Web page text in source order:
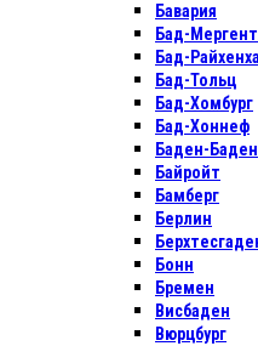
Бавария
Бад-
Бад-
Бад-Тольц
Бад-Хомбург
Бад-Хоннеф
Баден-Баден
Байройт
Бамберг
Берлин
Бонн
Бремен
Висбаден
Вюрцбург